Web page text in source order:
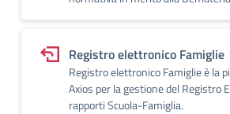
Registro elettronico Famiglie
Registro elettronico Famiglie è la
Axios per la gestione del Registro
rapporti Scuola-Famiglia.